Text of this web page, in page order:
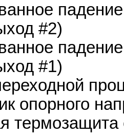
#2)
#1)
опорного